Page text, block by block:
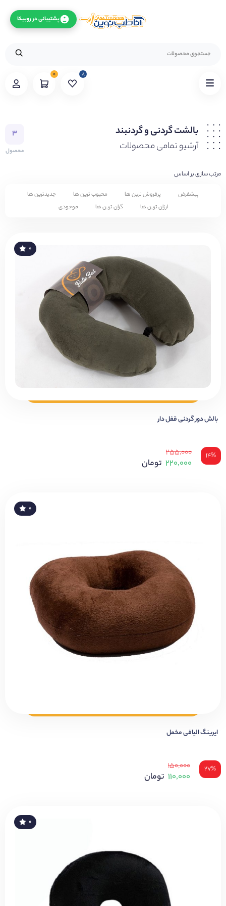
۰ ۸
بالشت گردنی و گردنبند
آرشیو تمامی محصولات
۳
محصول
مرتب سازی بر اساس
پیشفرض پرفروش ترین ها محبوب ترین ها
جدیدترین ها
ارزان ترین ها
گران ترین ها موجودی
۰
بالش دور گردنی قفل دار
۱۴% ۲۵۵,۰۰۰
۲۲۰,۰۰۰ تومان
۰
ایرینگ الیافی مخمل
۲۷% ۱۵۰,۰۰۰
۱۱۰,۰۰۰ تومان
۰
پشتیبانی در روبیکا